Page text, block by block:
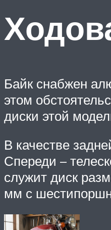
Байк снабжен
этом
диски этой
В качестве
Спереди –
служит диск
мм с